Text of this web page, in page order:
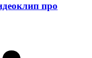
про